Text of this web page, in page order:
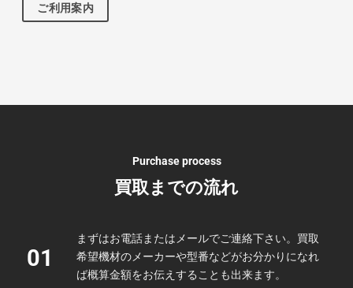
ご利用案内
Purchase process
買取までの流れ
01
まずはお電話またはメールでご連絡下さい。買取
希望機材のメーカーや型番などがお分かりになれ
ば概算金額をお伝えすることも出来ます。